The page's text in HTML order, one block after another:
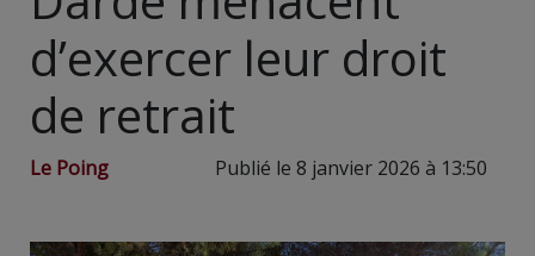
d’exercer leur droit
de retrait
Le Poing Publié le 8 janvier 2026 à 13:50